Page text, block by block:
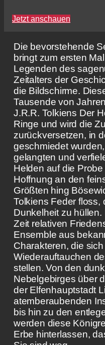
Jetzt anschauen
Die bevorstehende
bringt zum ersten
Legenden des
Zeitalters der
die Bildschirme.
Tausende von
J.R.R. Tolkiens Der
Ringe und wird die
zurückversetzen, in
geschmiedet
gelangten und
Helden auf die
Hoffnung an den
Größten hing
Tolkiens Feder floss,
Dunkelheit zu
Zeit relativen
Ensemble aus
Charakteren, die
Wiederauftauchen
stellen. Von den
Nebelgebirges über
der Elfenhauptstadt
atemberaubenden
bis hin zu den
werden diese
Erbe hinterlassen,